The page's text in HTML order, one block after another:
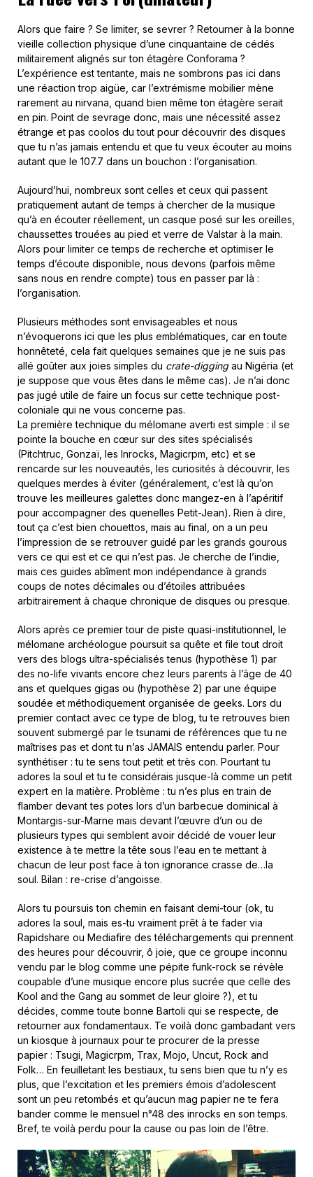
Alors que faire ? Se limiter, se sevrer ? Retourner à la bonne
vieille collection physique d’une cinquantaine de cédés
militairement alignés sur ton étagère Conforama ?
L’expérience est tentante, mais ne sombrons pas ici dans
une réaction trop aigüe, car l’extrémisme mobilier mène
rarement au nirvana, quand bien même ton étagère serait
en pin. Point de sevrage donc, mais une nécessité assez
étrange et pas coolos du tout pour découvrir des disques
que tu n’as jamais entendu et que tu veux écouter au moins
autant que le 107.7 dans un bouchon : l’organisation.
Aujourd’hui, nombreux sont celles et ceux qui passent
pratiquement autant de temps à chercher de la musique
qu’à en écouter réellement, un casque posé sur les oreilles,
chaussettes trouées au pied et verre de Valstar à la main.
Alors pour limiter ce temps de recherche et optimiser le
temps d’écoute disponible, nous devons (parfois même
sans nous en rendre compte) tous en passer par là :
l’organisation.
Plusieurs méthodes sont envisageables et nous
n’évoquerons ici que les plus emblématiques, car en toute
honnêteté, cela fait quelques semaines que je ne suis pas
allé goûter aux joies simples du crate-diggingau Nigéria (et
je suppose que vous êtes dans le même cas). Je n’ai donc
pas jugé utile de faire un focus sur cette technique post-
coloniale qui ne vous concerne pas.
La première technique du mélomane averti est simple : il se
pointe la bouche en cœur sur des sites spécialisés
(Pitchtruc, Gonzaï, les Inrocks, Magicrpm, etc) et se
rencarde sur les nouveautés, les curiosités à découvrir, les
quelques merdes à éviter (généralement, c’est là qu’on
trouve les meilleures galettes donc mangez-en à l’apéritif
pour accompagner des quenelles Petit-Jean). Rien à dire,
tout ça c’est bien chouettos, mais au final, on a un peu
l’impression de se retrouver guidé par les grands gourous
vers ce qui est et ce qui n’est pas. Je cherche de l’indie,
mais ces guides abîment mon indépendance à grands
coups de notes décimales ou d’étoiles attribuées
arbitrairement à chaque chronique de disques ou presque.
Alors après ce premier tour de piste quasi-institutionnel, le
mélomane archéologue poursuit sa quête et file tout droit
vers des blogs ultra-spécialisés tenus (hypothèse 1) par
des no-life vivants encore chez leurs parents à l’âge de 40
ans et quelques gigas ou (hypothèse 2) par une équipe
soudée et méthodiquement organisée de geeks. Lors du
premier contact avec ce type de blog, tu te retrouves bien
souvent submergé par le tsunami de références que tu ne
maîtrises pas et dont tu n’as JAMAIS entendu parler. Pour
synthétiser : tu te sens tout petit et très con. Pourtant tu
adores la soul et tu te considérais jusque-là comme un petit
expert en la matière. Problème : tu n’es plus en train de
flamber devant tes potes lors d’un barbecue dominical à
Montargis-sur-Marne mais devant l’œuvre d’un ou de
plusieurs types qui semblent avoir décidé de vouer leur
existence à te mettre la tête sous l’eau en te mettant à
chacun de leur post face à ton ignorance crasse de…la
soul. Bilan : re-crise d’angoisse.
Alors tu poursuis ton chemin en faisant demi-tour (ok, tu
adores la soul, mais es-tu vraiment prêt à te fader via
Rapidshare ou Mediafire des téléchargements qui prennent
des heures pour découvrir, ô joie, que ce groupe inconnu
vendu par le blog comme une pépite funk-rock se révèle
coupable d’une musique encore plus sucrée que celle des
Kool and the Gang au sommet de leur gloire ?), et tu
décides, comme toute bonne Bartoli qui se respecte, de
retourner aux fondamentaux. Te voilà donc gambadant vers
un kiosque à journaux pour te procurer de la presse
papier : Tsugi, Magicrpm, Trax, Mojo, Uncut, Rock and
Folk… En feuilletant les bestiaux, tu sens bien que tu n’y es
plus, que l’excitation et les premiers émois d’adolescent
sont un peu retombés et qu’aucun mag papier ne te fera
bander comme le mensuel n°48 des inrocks en son temps.
Bref, te voilà perdu pour la cause ou pas loin de l’être.